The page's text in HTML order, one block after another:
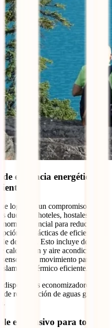
eficiencia energética y
logra sin un compromiso real
dueño de hoteles, hostales y
potencial para reducir su
de prácticas de eficiencia
del agua. Esto incluye desde el
calefacción y aire acondicionado
de movimiento para
térmico eficiente.
economizadores en
reutilización de aguas grises o
e inclusivo para todos